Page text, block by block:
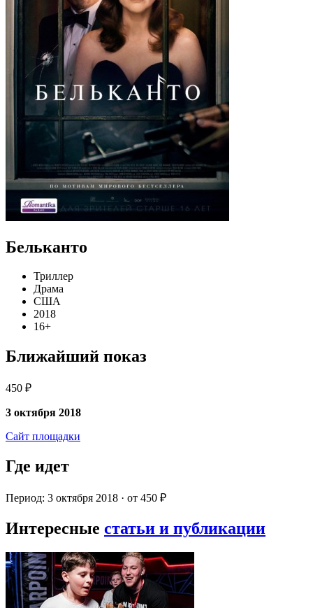
Бельканто
Триллер
Драма
США
2018
16+
Ближайший показ
450 ₽
3 октября 2018
Сайт площадки
Где идет
Период: 3 октября 2018 · от 450 ₽
Интересные статьи и публикации